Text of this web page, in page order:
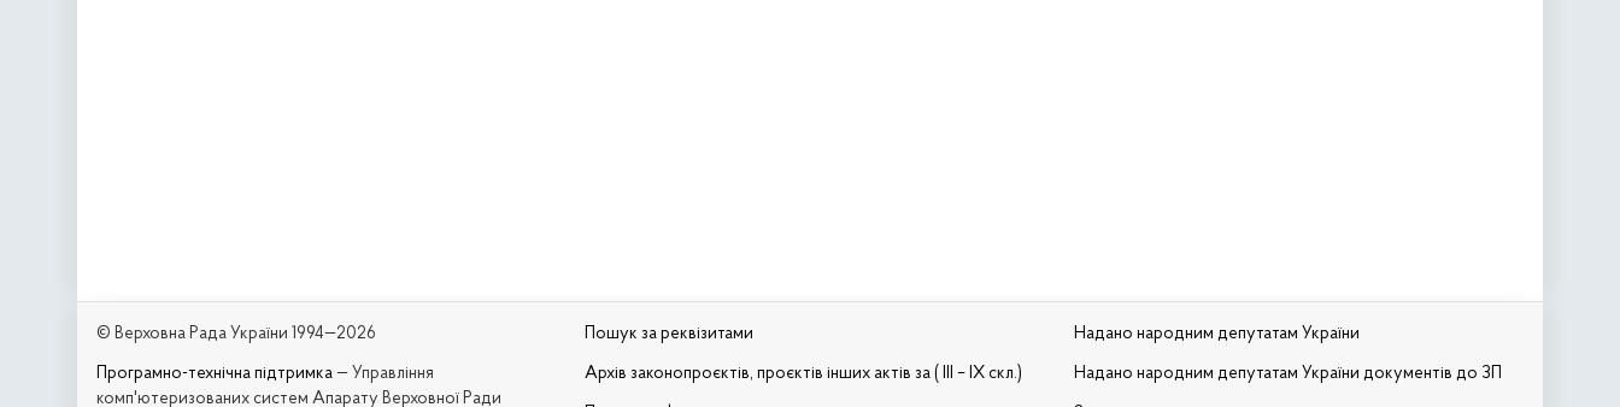
© Верховна Рада України 1994—2026
Програмно-технічна підтримка — Управління
комп'ютеризованих систем Апарату Верховної Ради
Пошук за реквізитами
Архів законопроєктів, проєктів інших актів за ( III – IX скл.)
Надано народним депутатам України
Надано народним депутатам України документів до ЗП